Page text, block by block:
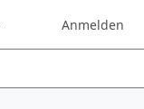
Sign in to
Anmelden